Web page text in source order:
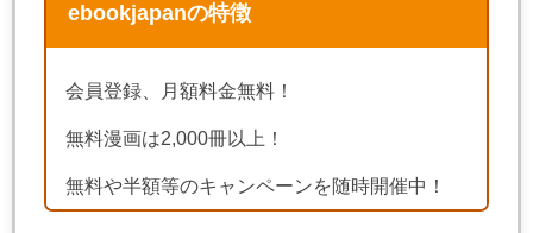
ebookjapanの特徴
会員登録、月額料金無料！
無料漫画は2,000冊以上！
無料や半額等のキャンペーンを随時開催中！